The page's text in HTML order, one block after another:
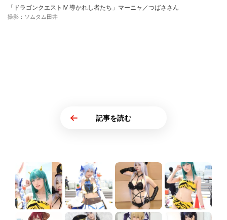
「ドラゴンクエストIV 導かれし者たち」マーニャ／つばささん
撮影：ソムタム田井
記事を読む